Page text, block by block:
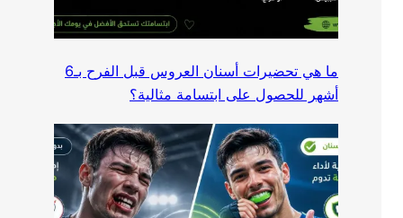
ما هي تحضيرات أسنان العروس قبل الفرح بـ6
أشهر للحصول على ابتسامة مثالية؟